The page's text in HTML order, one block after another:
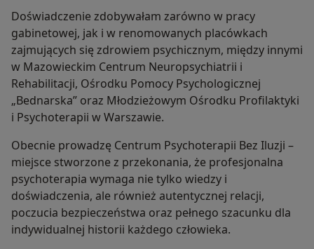
Doświadczenie zdobywałam zarówno w pracy
gabinetowej, jak i w renomowanych placówkach
zajmujących się zdrowiem psychicznym, między innymi
w Mazowieckim Centrum Neuropsychiatrii i
Rehabilitacji, Ośrodku Pomocy Psychologicznej
„Bednarska” oraz Młodzieżowym Ośrodku Profilaktyki
i Psychoterapii w Warszawie.
Obecnie prowadzę Centrum Psychoterapii Bez Iluzji –
miejsce stworzone z przekonania, że profesjonalna
psychoterapia wymaga nie tylko wiedzy i
doświadczenia, ale również autentycznej relacji,
poczucia bezpieczeństwa oraz pełnego szacunku dla
indywidualnej historii każdego człowieka.